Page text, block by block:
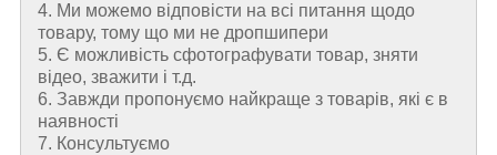
4. Ми можемо відповісти на всі питання щодо
товару, тому що ми не дропшипери
5. Є можливість сфотографувати товар, зняти
відео, зважити і т.д.
6. Завжди пропонуємо найкраще з товарів, які є в
наявності
7. Консультуємо